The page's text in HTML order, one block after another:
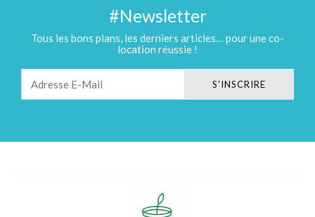
#Newsletter
Tous les bons plans, les derniers articles… pour une co-
location réussie !